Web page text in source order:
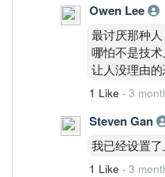
? 这就是典型：
拉升完成 → 横
5️⃣ 30分钟（入
结论：短线已
高位反复冲2.00
MACD开始钝化
OBV出现小回落
? 意味着：
短线资金开始
三路径推演（
Owen Lee
最讨厌那种
哪怕不是技
让人没理由
1 Like · 3
Steven Gan
我已经设置
1 Like · 3